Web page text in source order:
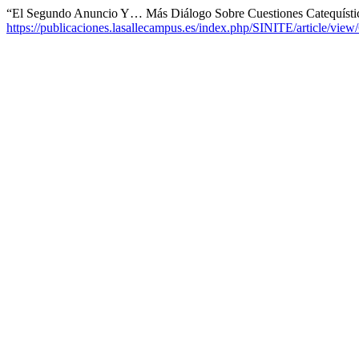
“El Segundo Anuncio Y… Más Diálogo Sobre Cuestiones
https://publicaciones.lasallecampus.es/index.php/SINITE/article/